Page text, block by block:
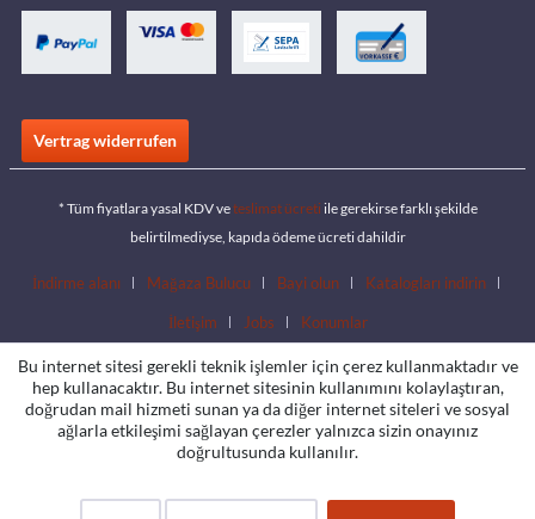
Vertrag widerrufen
* Tüm fiyatlara yasal KDV veteslimat ücreti ile gerekirse farklı şekilde
belirtilmediyse, kapıda ödeme ücreti dahildir
İndirme alanı Mağaza Bulucu Bayi olun Katalogları indirin
İletişim Jobs Konumlar
Bu internet sitesi gerekli teknik işlemler için çerez kullanmaktadır ve
hep kullanacaktır. Bu internet sitesinin kullanımını kolaylaştıran,
doğrudan mail hizmeti sunan ya da diğer internet siteleri ve sosyal
ağlarla etkileşimi sağlayan çerezler yalnızca sizin onayınız
doğrultusunda kullanılır.